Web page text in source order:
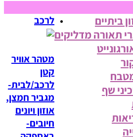
ביתיים
תאורה מדליקים
שף
לרכב
מטהר אוויר
קטן
לרכב/לבית-
מגביר חמצן,
אוזון ויונים
חיובים-